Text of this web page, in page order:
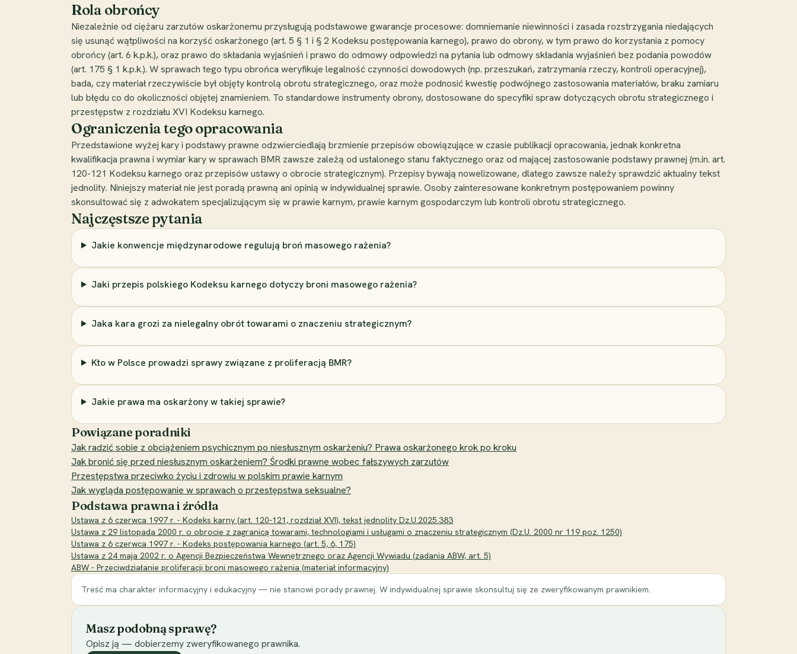
Rola obrońcy
Niezależnie od ciężaru zarzutów oskarżonemu przysługują podstawowe gwarancje procesowe: domniemanie niewinności i zasada rozstrzygania niedających
się usunąć wątpliwości na korzyść oskarżonego (art. 5 § 1 i § 2 Kodeksu postępowania karnego), prawo do obrony, w tym prawo do korzystania z pomocy
obrońcy (art. 6 k.p.k.), oraz prawo do składania wyjaśnień i prawo do odmowy odpowiedzi na pytania lub odmowy składania wyjaśnień bez podania powodów
(art. 175 § 1 k.p.k.). W sprawach tego typu obrońca weryfikuje legalność czynności dowodowych (np. przeszukań, zatrzymania rzeczy, kontroli operacyjnej),
bada, czy materiał rzeczywiście był objęty kontrolą obrotu strategicznego, oraz może podnosić kwestię podwójnego zastosowania materiałów, braku zamiaru
lub błędu co do okoliczności objętej znamieniem. To standardowe instrumenty obrony, dostosowane do specyfiki spraw dotyczących obrotu strategicznego i
przestępstw z rozdziału XVI Kodeksu karnego.
Ograniczenia tego opracowania
Przedstawione wyżej kary i podstawy prawne odzwierciedlają brzmienie przepisów obowiązujące w czasie publikacji opracowania, jednak konkretna
kwalifikacja prawna i wymiar kary w sprawach BMR zawsze zależą od ustalonego stanu faktycznego oraz od mającej zastosowanie podstawy prawnej (m.in. art.
120-121 Kodeksu karnego oraz przepisów ustawy o obrocie strategicznym). Przepisy bywają nowelizowane, dlatego zawsze należy sprawdzić aktualny tekst
jednolity. Niniejszy materiał nie jest poradą prawną ani opinią w indywidualnej sprawie. Osoby zainteresowane konkretnym postępowaniem powinny
skonsultować się z adwokatem specjalizującym się w prawie karnym, prawie karnym gospodarczym lub kontroli obrotu strategicznego.
Najczęstsze pytania
Jakie konwencje międzynarodowe regulują broń masowego rażenia?
Jaki przepis polskiego Kodeksu karnego dotyczy broni masowego rażenia?
Jaka kara grozi za nielegalny obrót towarami o znaczeniu strategicznym?
Kto w Polsce prowadzi sprawy związane z proliferacją BMR?
Jakie prawa ma oskarżony w takiej sprawie?
Powiązane poradniki
Jak radzić sobie z obciążeniem psychicznym po niesłusznym oskarżeniu? Prawa oskarżonego krok po kroku
Jak bronić się przed niesłusznym oskarżeniem? Środki prawne wobec fałszywych zarzutów
Przestępstwa przeciwko życiu i zdrowiu w polskim prawie karnym
Jak wygląda postępowanie w sprawach o przestępstwa seksualne?
Podstawa prawna i źródła
Ustawa z 6 czerwca 1997 r. - Kodeks karny (art. 120-121, rozdział XVI), tekst jednolity Dz.U.2025.383
Ustawa z 29 listopada 2000 r. o obrocie z zagranicą towarami, technologiami i usługami o znaczeniu strategicznym (Dz.U. 2000 nr 119 poz. 1250)
Ustawa z 6 czerwca 1997 r. - Kodeks postępowania karnego (art. 5, 6, 175)
Ustawa z 24 maja 2002 r. o Agencji Bezpieczeństwa Wewnętrznego oraz Agencji Wywiadu (zadania ABW, art. 5)
ABW - Przeciwdziałanie proliferacji broni masowego rażenia (materiał informacyjny)
Treść ma charakter informacyjny i edukacyjny — nie stanowi porady prawnej. W indywidualnej sprawie skonsultuj się ze zweryfikowanym prawnikiem.
Masz podobną sprawę?
Opisz ją — dobierzemy zweryfikowanego prawnika.